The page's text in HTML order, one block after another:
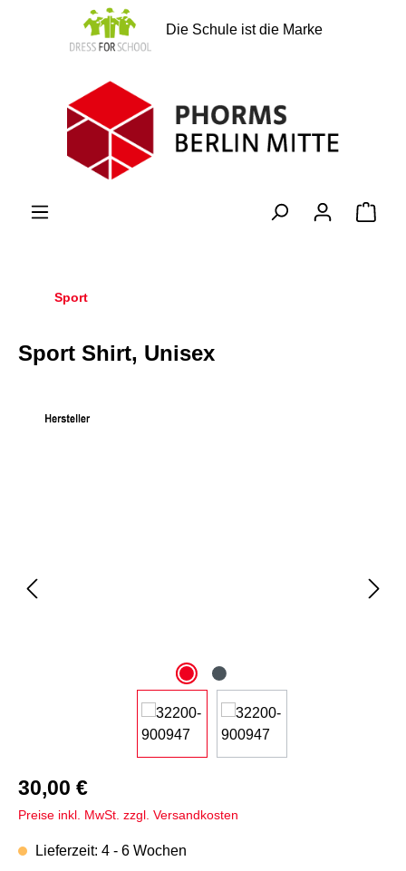
springen
Die Schule ist die Marke
Sport
Sport Shirt, Unisex
30,00 €
Preise inkl. MwSt. zzgl. Versandkosten
Lieferzeit: 4 - 6 Wochen